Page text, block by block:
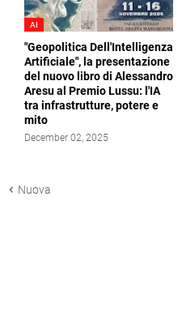
AI
"Geopolitica Dell'Intelligenza
Artificiale", la presentazione
del nuovo libro di Alessandro
Aresu al Premio Lussu: l'IA
tra infrastrutture, potere e
mito
December 02, 2025
Nuova